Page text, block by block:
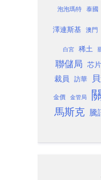
泡泡瑪特 泰國
澤連斯基 澳門
白宮 稀土
聯儲局 芯片
裁員 訪華
金價 金管局
馬斯克 騰